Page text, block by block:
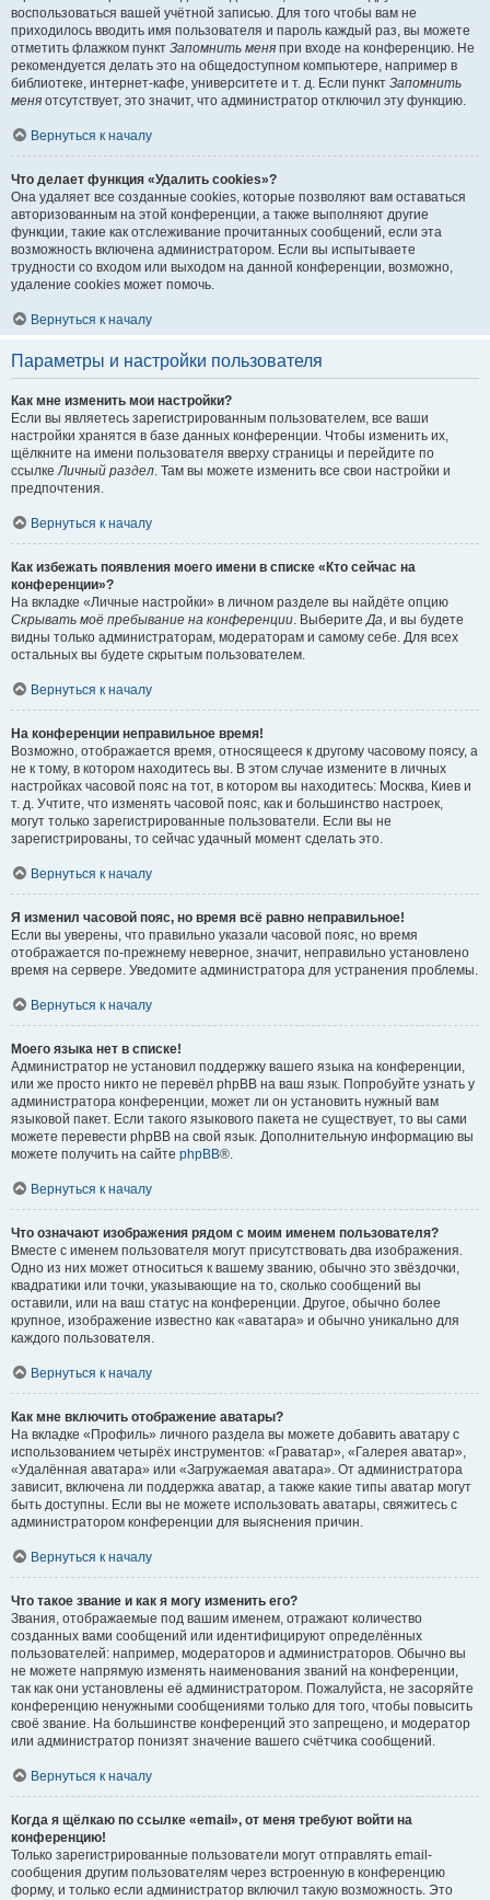
воспользоваться вашей учётной записью. Для того чтобы вам не
приходилось вводить имя пользователя и пароль каждый раз, вы можете
отметить флажком пункт Запомнить меня при входе на конференцию. Не
рекомендуется делать это на общедоступном компьютере, например в
библиотеке, интернет-кафе, университете и т. д. Если пункт Запомнить
меня отсутствует, это значит, что администратор отключил эту функцию.
Вернуться к началу
Что делает функция «Удалить cookies»?
Она удаляет все созданные cookies, которые позволяют вам оставаться
авторизованным на этой конференции, а также выполняют другие
функции, такие как отслеживание прочитанных сообщений, если эта
возможность включена администратором. Если вы испытываете
трудности со входом или выходом на данной конференции, возможно,
удаление cookies может помочь.
Вернуться к началу
Параметры и настройки пользователя
Как мне изменить мои настройки?
Если вы являетесь зарегистрированным пользователем, все ваши
настройки хранятся в базе данных конференции. Чтобы изменить их,
щёлкните на имени пользователя вверху страницы и перейдите по
ссылкеЛичный раздел. Там вы можете изменить все свои настройки и
предпочтения.
Вернуться к началу
Как избежать появления моего имени в списке «Кто сейчас на
конференции»?
На вкладке «Личные настройки» в личном разделе вы найдёте опцию
Скрывать моё пребывание на конференции. ВыберитеДа, и вы будете
видны только администраторам, модераторам и самому себе. Для всех
остальных вы будете скрытым пользователем.
Вернуться к началу
На конференции неправильное время!
Возможно, отображается время, относящееся к другому часовому поясу, а
не к тому, в котором находитесь вы. В этом случае измените в личных
настройках часовой пояс на тот, в котором вы находитесь: Москва, Киев и
т. д. Учтите, что изменять часовой пояс, как и большинство настроек,
могут только зарегистрированные пользователи. Если вы не
зарегистрированы, то сейчас удачный момент сделать это.
Вернуться к началу
Я изменил часовой пояс, но время всё равно неправильное!
Если вы уверены, что правильно указали часовой пояс, но время
отображается по-прежнему неверное, значит, неправильно установлено
время на сервере. Уведомите администратора для устранения проблемы.
Вернуться к началу
Моего языка нет в списке!
Администратор не установил поддержку вашего языка на конференции,
или же просто никто не перевёл phpBB на ваш язык. Попробуйте узнать у
администратора конференции, может ли он установить нужный вам
языковой пакет. Если такого языкового пакета не существует, то вы сами
можете перевести phpBB на свой язык. Дополнительную информацию вы
можете получить на сайте phpBB®.
Вернуться к началу
Что означают изображения рядом с моим именем пользователя?
Вместе с именем пользователя могут присутствовать два изображения.
Одно из них может относиться к вашему званию, обычно это звёздочки,
квадратики или точки, указывающие на то, сколько сообщений вы
оставили, или на ваш статус на конференции. Другое, обычно более
крупное, изображение известно как «аватара» и обычно уникально для
каждого пользователя.
Вернуться к началу
Как мне включить отображение аватары?
На вкладке «Профиль» личного раздела вы можете добавить аватару с
использованием четырёх инструментов: «Граватар», «Галерея аватар»,
«Удалённая аватара» или «Загружаемая аватара». От администратора
зависит, включена ли поддержка аватар, а также какие типы аватар могут
быть доступны. Если вы не можете использовать аватары, свяжитесь с
администратором конференции для выяснения причин.
Вернуться к началу
Что такое звание и как я могу изменить его?
Звания, отображаемые под вашим именем, отражают количество
созданных вами сообщений или идентифицируют определённых
пользователей: например, модераторов и администраторов. Обычно вы
не можете напрямую изменять наименования званий на конференции,
так как они установлены её администратором. Пожалуйста, не засоряйте
конференцию ненужными сообщениями только для того, чтобы повысить
своё звание. На большинстве конференций это запрещено, и модератор
или администратор понизят значение вашего счётчика сообщений.
Вернуться к началу
Когда я щёлкаю по ссылке «email», от меня требуют войти на
конференцию!
Только зарегистрированные пользователи могут отправлять email-
сообщения другим пользователям через встроенную в конференцию
форму, и только если администратор включил такую возможность. Это